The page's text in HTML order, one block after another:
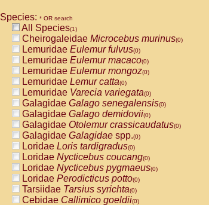
Species: * OR search
All Species(1)
Cheirogaleidae Microcebus murinus(0)
Lemuridae Eulemur fulvus(0)
Lemuridae Eulemur macaco(0)
Lemuridae Eulemur mongoz(0)
Lemuridae Lemur catta(0)
Lemuridae Varecia variegata(0)
Galagidae Galago senegalensis(0)
Galagidae Galago demidovii(0)
Galagidae Otolemur crassicaudatus(0)
Galagidae Galagidae spp.(0)
Loridae Loris tardigradus(0)
Loridae Nycticebus coucang(0)
Loridae Nycticebus pygmaeus(0)
Loridae Perodicticus potto(0)
Tarsiidae Tarsius syrichta(0)
Cebidae Callimico goeldii(0)